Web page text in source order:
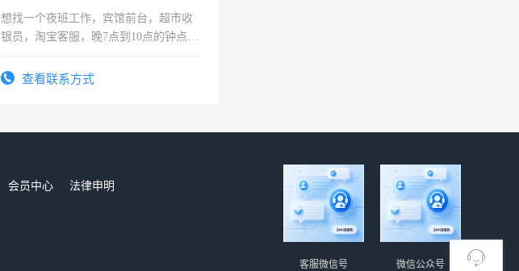
想找一个夜班工作，宾馆前台，超市收
银员，淘宝客服，晚7点到10点的钟点
号同微信查看联系方式
会员中心
法律申明
微信公众号
客服微信号